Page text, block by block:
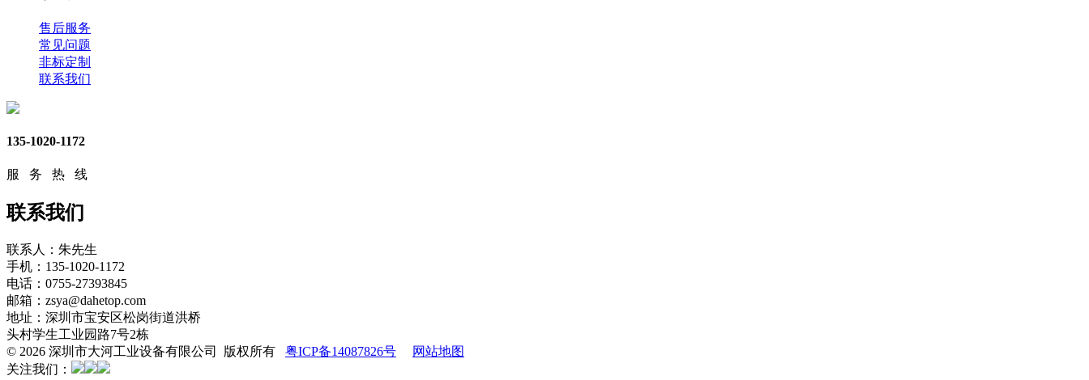
售后服务
常见问题
非标定制
联系我们
135-1020-1172
服 务 热 线
联系我们
联系人：朱先生
手机：135-1020-1172
电话：0755-27393845
邮箱：zsya@dahetop.com
地址：深圳市宝安区松岗街道洪桥
头村学生工业园路7号2栋
© 2026 深圳市大河工业设备有限公司 版权所有 粤ICP备14087826号
网站地图
关注我们：